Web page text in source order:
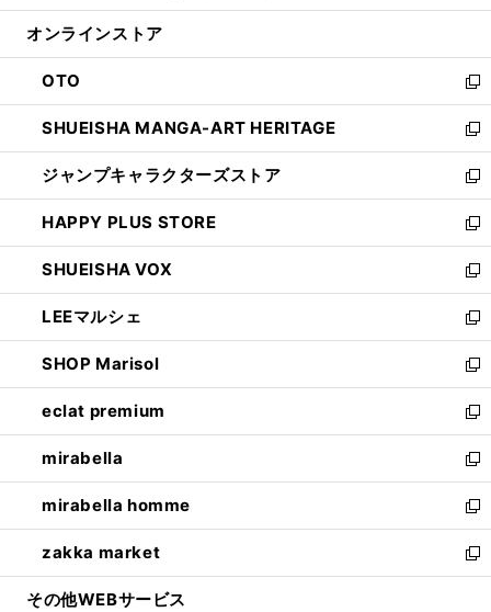
開
ン
ウ
で
開
く
ウ
ン
ド
ウ
で
開
く
オンラインストア
OTO
新
し
い
ウ
ィ
ン
ド
ウ
で
開
く
SHUEISHA MANGA-ART HERITAGE
新
し
い
ウ
ィ
ン
ド
ウ
で
開
く
ジャンプキャラクターズストア
新
し
い
ウ
ィ
ン
ド
ウ
で
開
く
HAPPY PLUS STORE
新
し
い
ウ
ィ
ン
ド
ウ
で
開
く
SHUEISHA VOX
新
し
い
ウ
ィ
ン
ド
ウ
で
開
く
LEEマルシェ
新
し
い
ウ
ィ
ン
ド
ウ
で
開
く
SHOP Marisol
新
し
い
ウ
ィ
ン
ド
ウ
で
開
eclat premium
新
し
い
ウ
ィ
ン
ド
ウ
mirabella
新
し
い
ウ
ィ
ン
mirabella homme
新
し
い
ウ
zakka market
新
し
その他WEBサービス